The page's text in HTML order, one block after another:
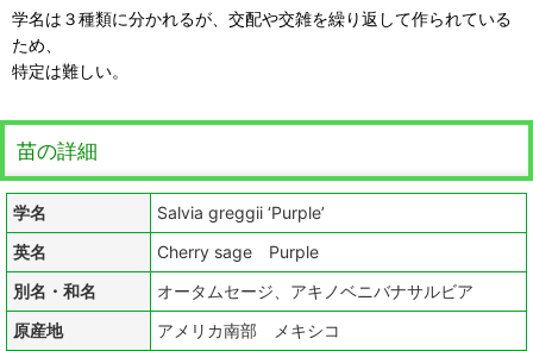
学名は３種類に分かれるが、交配や交雑を繰り返して作られている
ため、
特定は難しい。
苗の詳細
学名
Salvia greggii ‘Purple’
英名
Cherry sage Purple
別名・和名
オータムセージ、アキノベニバナサルビア
原産地
アメリカ南部 メキシコ